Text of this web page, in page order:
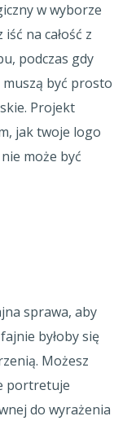
w wyborze
na całość z
podczas gdy
być prosto
Projekt
jak twoje logo
może być
sprawa, aby
byłoby się
Możesz
portretuje
do wyrażenia